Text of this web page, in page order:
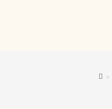
>